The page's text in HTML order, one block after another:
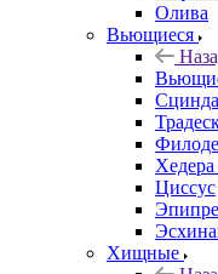
Олива
Вьющиеся
Циссус
Хищные